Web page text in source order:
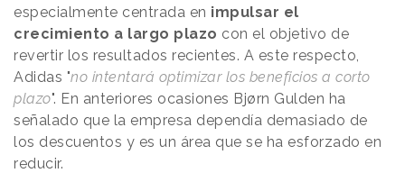
especialmente centrada en impulsar el
crecimiento a largo plazo con el objetivo de
revertir los resultados recientes. A este respecto,
Adidas "no intentará optimizar los beneficios a corto
plazo". En anteriores ocasiones Bjørn Gulden ha
señalado que la empresa dependía demasiado de
los descuentos y es un área que se ha esforzado en
reducir.